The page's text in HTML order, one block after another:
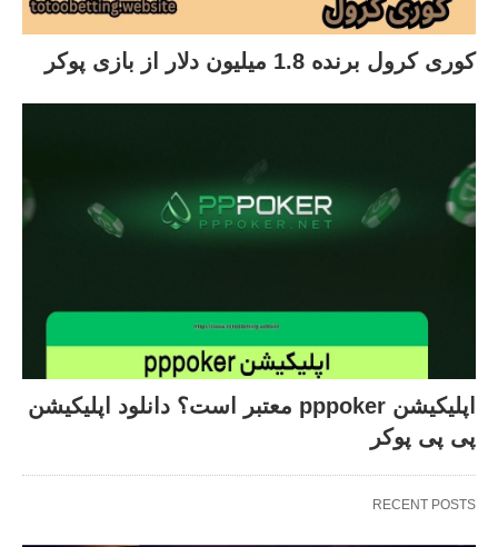
کوری کرول برنده 1.8 میلیون دلار از بازی پوکر
اپلیکیشن pppoker معتبر است؟ دانلود اپلیکیشن
پی پی پوکر
RECENT POSTS